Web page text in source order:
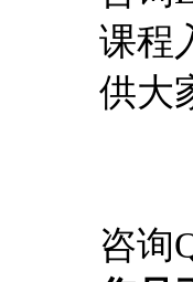
咨询
您是
基本
全